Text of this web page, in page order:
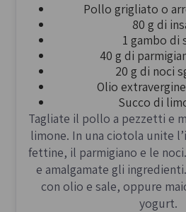
Pollo grigliato o
80 g di
1 gambo di
40 g di
20 g di noci
Olio
Succo di
Tagliate il pollo a pezzetti e
limone. In una ciotola unite
fettine, il parmigiano e le
e amalgamate gli
con olio e sale, oppure
yogurt.